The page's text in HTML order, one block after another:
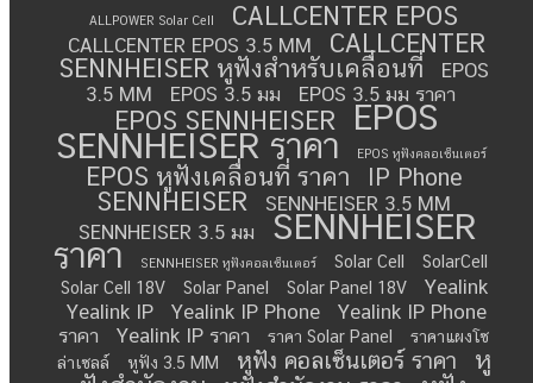
ALLPOWER Solar Cell CALLCENTER EPOS
CALLCENTER EPOS 3.5 MM
CALLCENTER
SENNHEISER หูฟังสำหรับเคลื่อนที่
EPOS
3.5 MM
EPOS 3.5 มม EPOS 3.5 มม ราคา
EPOS SENNHEISER EPOS
SENNHEISER ราคา EPOS หูฟังคลอเซ็นเตอร์
EPOS หูฟังเคลื่อนที่ ราคา IP Phone
SENNHEISER
SENNHEISER 3.5 MM
SENNHEISER 3.5 มม
SENNHEISER
ราคา SENNHEISER หูฟังคอลเซ็นเตอร์ Solar Cell
SolarCell
Solar Cell 18V
Solar Panel Solar Panel 18V
Yealink
Yealink IP
Yealink IP Phone
Yealink IP Phone
ราคา
Yealink IP ราคา ราคา Solar Panel
ราคาแผงโซ
ล่าเซลล์
หูฟัง 3.5 MM หูฟัง คอลเซ็นเตอร์ ราคา
หู